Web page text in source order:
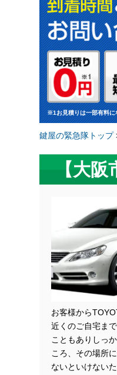
※1お見積りは一部有料に
鍵屋の緊急隊トップ
【大
お客様から
近くのご自宅ま
こともありしっ
ころ、その場所
ないといけない